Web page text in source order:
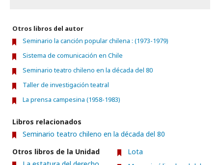
Otros libros del autor
Seminario la canción popular chilena : (1973-1979)
Sistema de comunicación en Chile
Seminario teatro chileno en la década del 80
Taller de investigación teatral
La prensa campesina (1958-1983)
Libros relacionados
Seminario teatro chileno en la década del 80
Otros libros de la Unidad
Lota